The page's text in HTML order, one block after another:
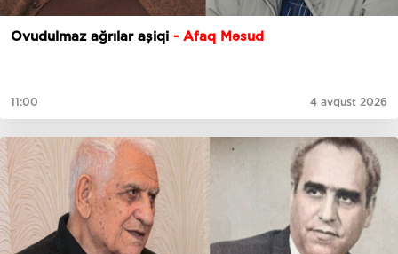
Ovudulmaz ağrılar aşiqi - Afaq Məsud
11:00 4 avqust 2026